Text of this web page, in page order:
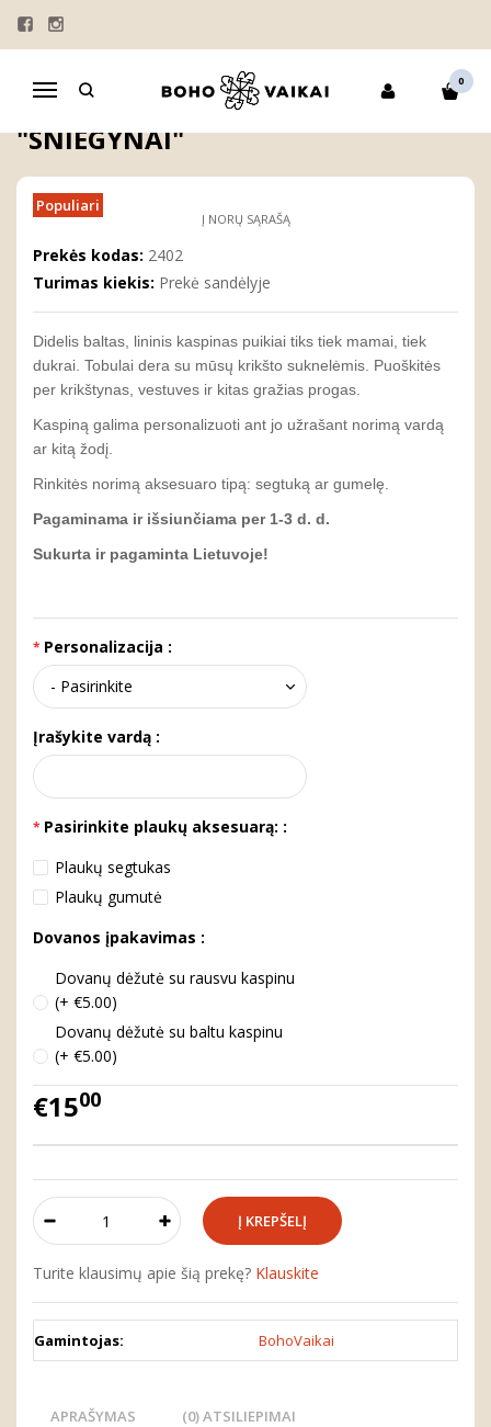
Navigacija
0
Pagrindinis
PLAUKŲ SEGTUKAI
Baltas lininis kaspinas "Sniegynai"
BALTAS LININIS KASPINAS
"SNIEGYNAI"
Populiari
Į NORŲ SĄRAŠĄ
Prekės kodas: 2402
Turimas kiekis: Prekė sandėlyje
Didelis baltas, lininis kaspinas puikiai tiks tiek mamai, tiek
dukrai. Tobulai dera su mūsų krikšto suknelėmis. Puoškitės
per krikštynas, vestuves ir kitas gražias progas.
Kaspiną galima personalizuoti ant jo užrašant norimą vardą
ar kitą žodį.
Rinkitės norimą aksesuaro tipą: segtuką ar gumelę.
Pagaminama ir išsiunčiama per 1-3 d. d.
Sukurta ir pagaminta Lietuvoje!
Personalizacija :
Įrašykite vardą :
Pasirinkite plaukų aksesuarą: :
Plaukų segtukas
Plaukų gumutė
Dovanos įpakavimas :
Dovanų dėžutė su rausvu kaspinu
(+ €5.00)
Dovanų dėžutė su baltu kaspinu
(+ €5.00)
€1500
Turite klausimų apie šią prekę? Klauskite
Gamintojas: BohoVaikai
APRAŠYMAS (0) ATSILIEPIMAI